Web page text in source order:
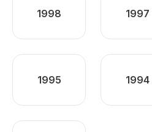
1998 1997
1995 1994